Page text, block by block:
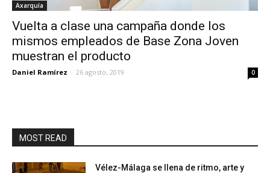
Axarquía
Vuelta a clase una campaña donde los
mismos empleados de Base Zona Joven
muestran el producto
Daniel Ramírez - 26 agosto, 2019 0
MOST READ
Vélez-Málaga se llena de ritmo, arte y